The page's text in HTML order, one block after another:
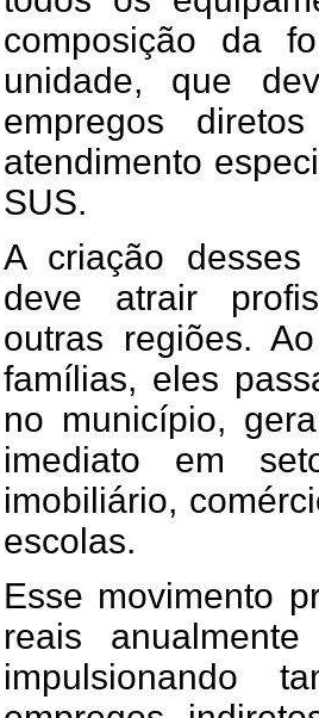
composição da
unidade, que
empregos
atendimento
SUS.
A criação
deve atrair
outras regiões.
famílias, eles
no município,
imediato em
imobiliário,
escolas.
Esse movimento
reais
impulsionando